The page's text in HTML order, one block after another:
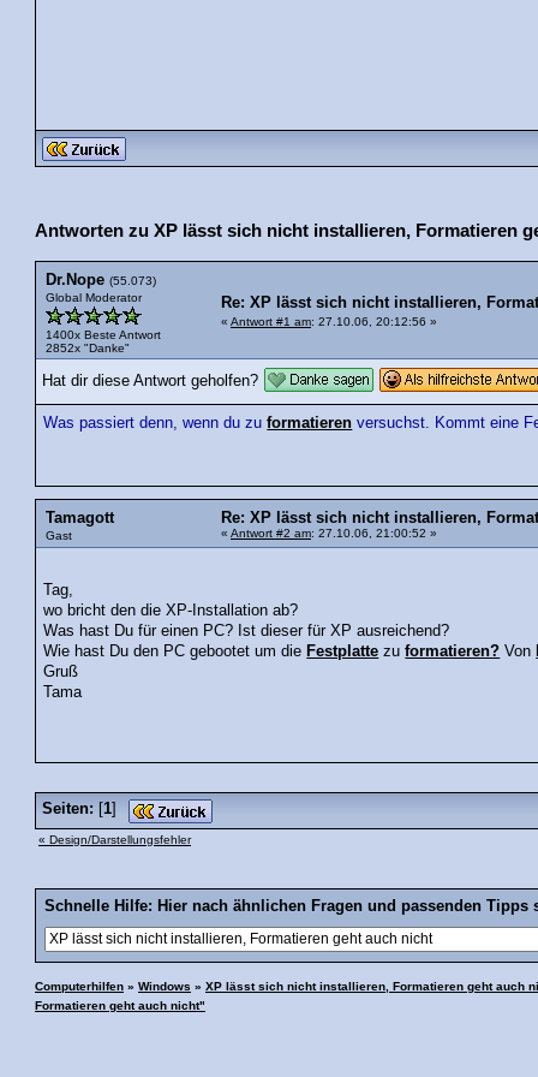
Antworten zu XP lässt sich nicht installieren, Formatieren
Dr.Nope (55.073)
Global Moderator
1400x Beste Antwort
2852x "Danke"
Re: XP lässt sich nicht installieren,
« Antwort #1 am: 27.10.06, 20:12:56 »
Hat dir diese Antwort geholfen?
Was passiert denn, wenn du zuformatieren versuchst. Kommt eine
Tamagott
Gast
Re: XP lässt sich nicht installieren,
« Antwort #2 am: 27.10.06, 21:00:52 »
Tag,
wo bricht den die XP-Installation ab?
Was hast Du für einen PC? Ist dieser für XP ausreichend?
Wie hast Du den PC gebootet um die Festplatte zuformatieren? Von
Gruß
Tama
Seiten: [1]
« Design/Darstellungsfehler
Schnelle Hilfe: Hier nach ähnlichen Fragen und passenden Tipps
Computerhilfen » Windows » XP lässt sich nicht installieren, Formatieren geht auch
Formatieren geht auch nicht"